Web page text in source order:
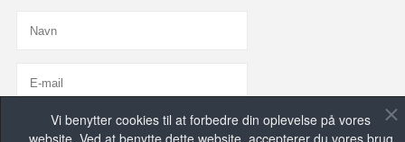
Vi benytter cookies til at forbedre din oplevelse på vores
website. Ved at benytte dette website, accepterer du vores brug
Jeg er enig medPrivatlivspolitik